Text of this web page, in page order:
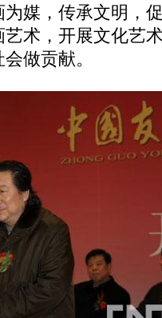
媒，传承文明，
术，开展文化艺
做贡献。